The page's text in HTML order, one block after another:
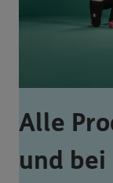
Alle
und bei